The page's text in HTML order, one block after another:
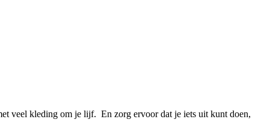
veel kleding om je lijf. En zorg ervoor dat je iets uit kunt doen,